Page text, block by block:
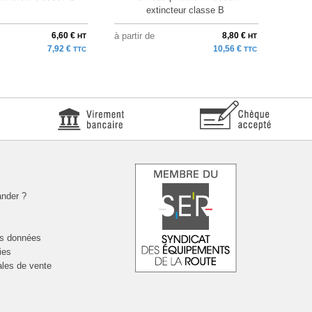
6,60 € HT
7,92 € TTC
extincteur classe B
à partir de 8,80 € HT
10,56 € TTC
?
données
de vente